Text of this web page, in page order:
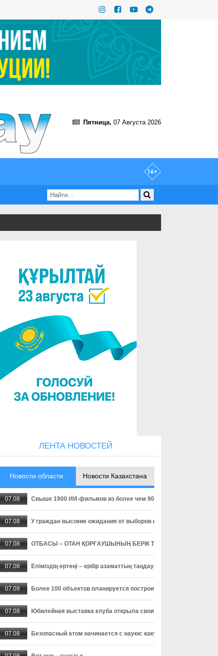
Пятница, 07 Августа 2026
ЛЕНТА НОВОСТЕЙ
Новости области Новости Казахстана
07.08 Свыше 1900 ИИ-фильмов из более чем 90 стран поступило на
07.08 У граждан высокие ожидания от выборов в Курултай – опрос
07.08 ОТБАСЫ – ОТАН ҚОРҒАУШЫНЫҢ БЕРІК ТІРЕГІ
07.08 Еліміздің ертеңі – әрбір азаматтың таңдауында
07.08 Более 100 объектов планируется построить в Алматинской
07.08 Юбилейная выставка клуба открыла свои двери
07.08 Безопасный атом начинается с науки: какую роль играют